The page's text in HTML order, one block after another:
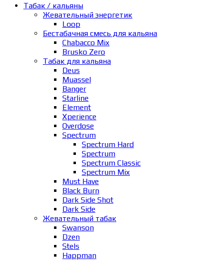
Табак / кальяны
Жевательный энергетик
Loop
Бестабачная смесь для кальяна
Chabacco Mix
Brusko Zero
Табак для кальяна
Deus
Muassel
Banger
Starline
Element
Xperience
Overdose
Spectrum
Spectrum Hard
Spectrum
Spectrum Classic
Spectrum Mix
Must Have
Black Burn
Dark Side Shot
Dark Side
Жевательный табак
Swanson
Dzen
Stels
Happman